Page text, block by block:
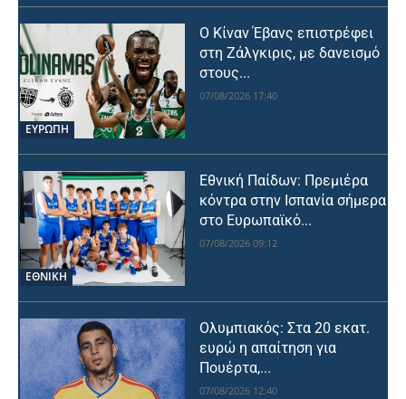
ΕΥΡΩΠΗ
Ο Κίναν Έβανς επιστρέφει
στη Ζάλγκιρις, με δανεισμό
στους...
07/08/2026 17:40
ΕΘΝΙΚΉ
Εθνική Παίδων: Πρεμιέρα
κόντρα στην Ισπανία σήμερα
στο Ευρωπαϊκό...
07/08/2026 09:12
Ολυμπιακός: Στα 20 εκατ.
ευρώ η απαίτηση για
Πουέρτα,...
07/08/2026 12:40